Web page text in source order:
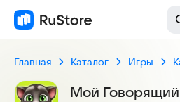
Главная Каталог Игры
Мой